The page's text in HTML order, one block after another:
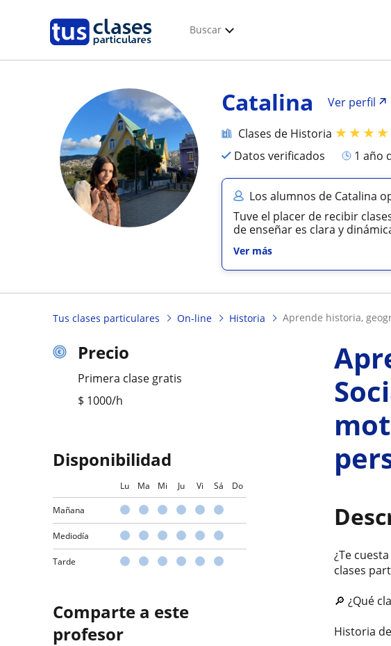
Buscar
Catalina Ver perfil
Clases de Historia ★★★★
Datos verificados
1
Los alumnos de Catalina
Tuve el placer de recibir
de enseñar es clara y
Ver más
Tus clases particulares On-line Historia aprende historia,
Precio
Primera clase gratis
$ 1000/h
Disponibilidad
Lu Ma Mi Ju Vi Sá Do
Mañana
Mediodía
Tarde
Comparte a este
profesor
¿Te
clases
🔎 ¿Qué
Historia